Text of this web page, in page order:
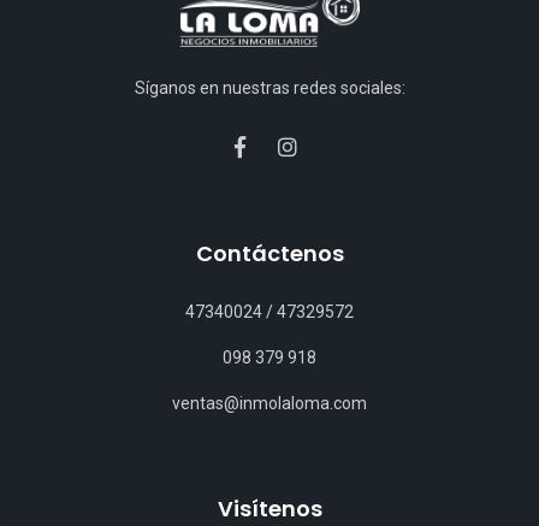
Síganos en nuestras redes sociales:
Contáctenos
47340024/47329572
098 379 918
ventas@inmolaloma.com
Visítenos